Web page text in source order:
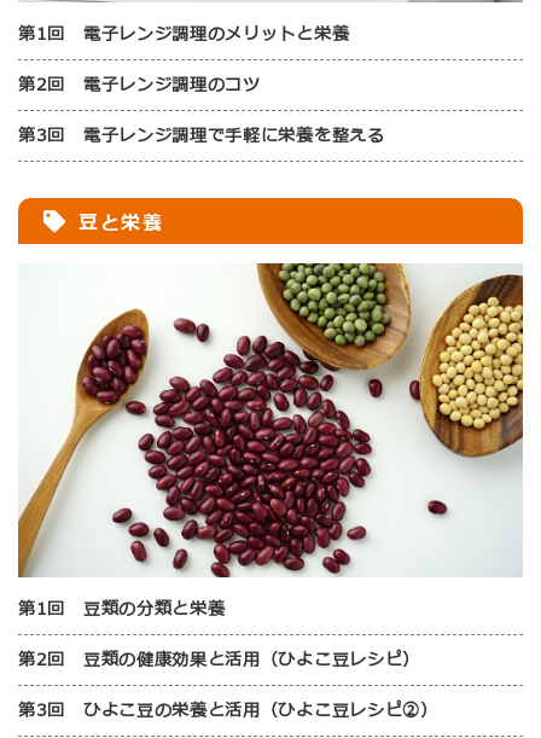
第1回 電子レンジ調理のメリットと栄養
第2回 電子レンジ調理のコツ
第3回 電子レンジ調理で手軽に栄養を整える
豆と栄養
第1回 豆類の分類と栄養
第2回 豆類の健康効果と活用（ひよこ豆レシピ）
第3回 ひよこ豆の栄養と活用（ひよこ豆レシピ②）